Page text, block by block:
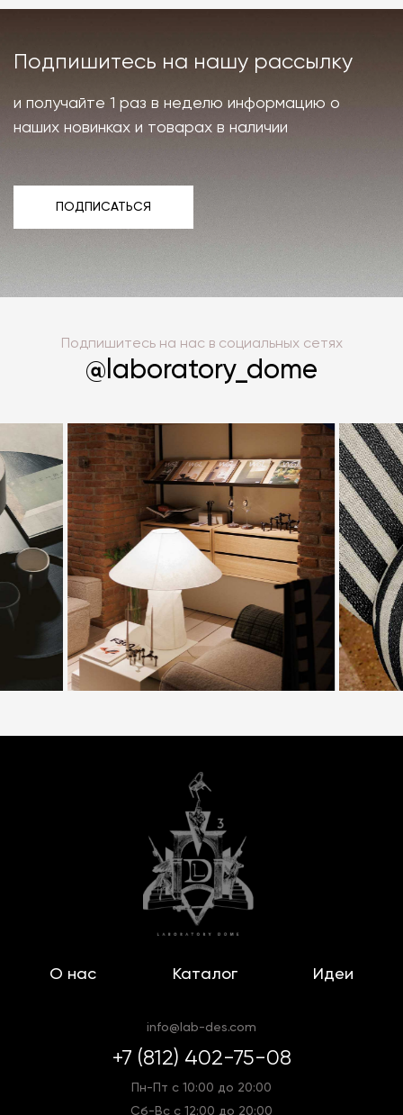
Стильные настольные
текстиля станут стильным штрихом в вашем
пространстве.
Покупатели, для которых важна не только
красота настольной лампы, но и практичность,
проводов позволяют с легкостью перемещать
ее по дому. Кроме того, некоторые светильники
регулировать интенсивность освещения.
В интернет-магазине Laboratory Dome
представлен широкий ассортимент размеров и
оттенков настольных ламп. Если вы не нашли для
себя подходящий вариант на сайте, наши
менеджеры помогут оформить под заказ любое
изделие из каталога производителя. Так как мы
являемся прямым поставщиком таких ведущих
европейских брендов как Astep, Baxter
New
, &Tradition,Luminaи многих других, мы
гарантируем лучшую цену на рынке.
покупателей из других городов организована
удобная доставка по России.
Подпишитесь на нашу рассылку
и получайте 1 раз в неделю информацию о
наших новинках и товарах в наличии
ПОДПИСАТЬСЯ
Подпишитесь на нас в социальных сетях
@laboratory_dome
О нас Каталог Идеи
info@lab-des.com
+7 (812) 402-75-08
Пн-Пт с 10:00 до 20:00
Сб-Вс с 12:00 до 20:00